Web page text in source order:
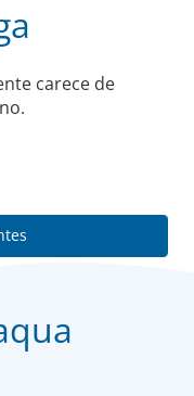
carece de